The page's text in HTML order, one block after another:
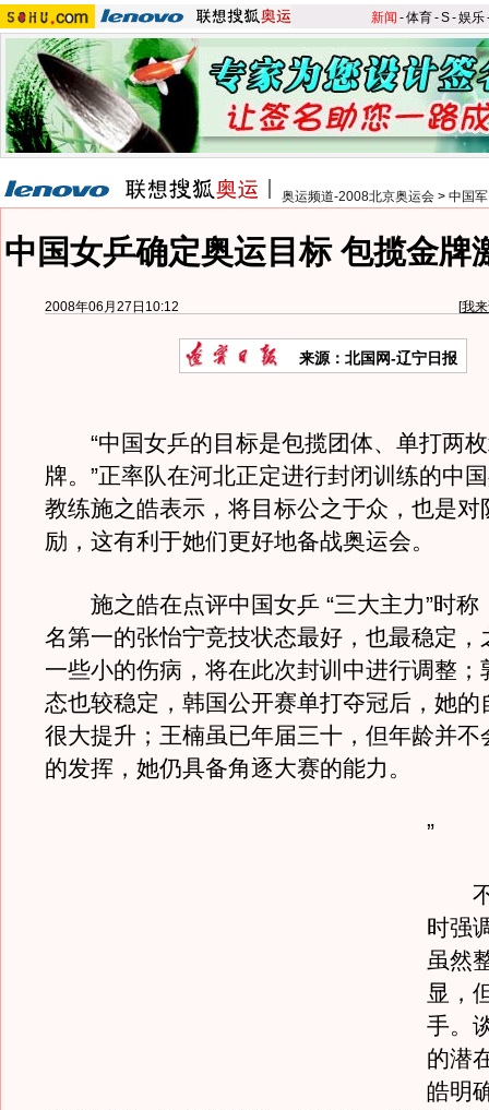
新闻 -体育-S-娱乐
奥运频道-2008北京奥运会 > 中国
中国女乒确定奥运目标 包揽金牌
2008年06月27日10:12 [我
来源：北国网-辽宁日报
“中国女乒的目标是包揽团体、单打两枚
牌。”正率队在河北正定进行封闭训练的中
教练施之皓表示，将目标公之于众，也是对
励，这有利于她们更好地备战奥运会。
施之皓在点评中国女乒 “三大主力”时称
名第一的张怡宁竞技状态最好，也最稳定，
一些小的伤病，将在此次封训中进行调整；
态也较稳定，韩国公开赛单打夺冠后，她的
很大提升；王楠虽已年届三十，但年龄并不
的发挥，她仍具备角逐大赛的能力。
”
不
时强
虽然
显，
手。
的潜
皓明